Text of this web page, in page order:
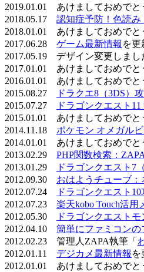
2019.01.01 あけましておめでと
2018.05.17 認知症予防！色読み
2018.01.01 あけましておめでと
2017.06.28 ゲーム最新情報 を更
2017.05.19 デザイン変更しまし
2017.01.01 あけましておめでと
2016.01.01 あけましておめでと
2015.08.27
ドラクエ8（3DS）
2015.07.27
ドラゴンクエスト
2015.01.01 あけましておめでと
2014.11.18 ポケモン オメガル
2014.01.01 あけましておめでと
2013.02.29 PHP関数検索：
2013.01.29
ドラゴンクエスト7
2012.09.30 おはようチューブ：
2012.07.24
ドラゴンクエスト
2012.07.23 楽天kobo Touch活用
2012.05.30
ドラゴンクエスト
2012.04.10 簡単にファミコンの
2012.02.23 管理人ZAPA執筆「
2012.01.11 デジカメ最新情報 を
2012.01.01 あけましておめでと